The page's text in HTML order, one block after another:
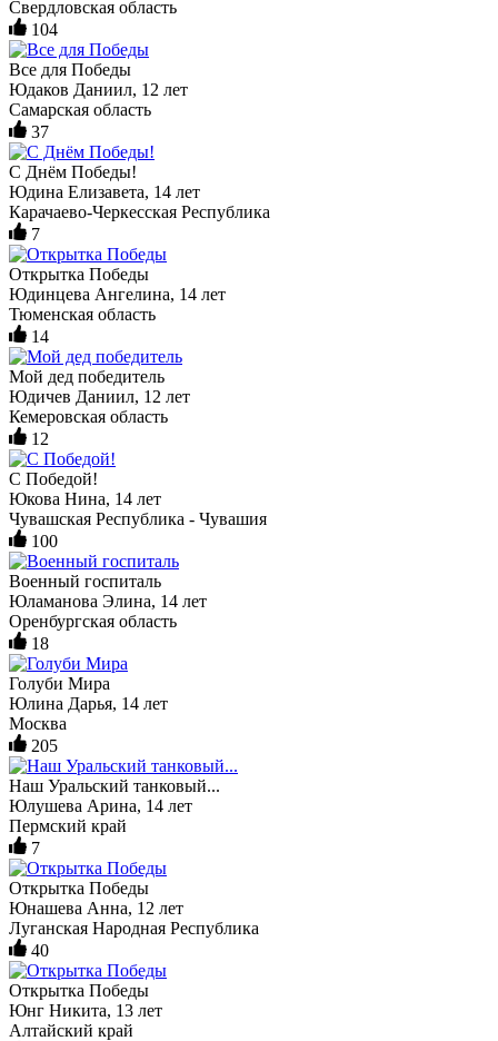
Свердловская область
104
Все для Победы
Юдаков Даниил, 12 лет
Самарская область
37
С Днём Победы!
Юдина Елизавета, 14 лет
Карачаево-Черкесская Республика
7
Открытка Победы
Юдинцева Ангелина, 14 лет
Тюменская область
14
Мой дед победитель
Юдичев Даниил, 12 лет
Кемеровская область
12
С Победой!
Юкова Нина, 14 лет
Чувашская Республика - Чувашия
100
Военный госпиталь
Юламанова Элина, 14 лет
Оренбургская область
18
Голуби Мира
Юлина Дарья, 14 лет
Москва
205
Наш Уральский танковый...
Юлушева Арина, 14 лет
Пермский край
7
Открытка Победы
Юнашева Анна, 12 лет
Луганская Народная Республика
40
Открытка Победы
Юнг Никита, 13 лет
Алтайский край